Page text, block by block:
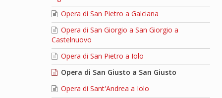
Opera di San Pietro a Galciana
Opera di San Giorgio a San Giorgio a
Castelnuovo
Opera di San Pietro a Iolo
Opera di San Giusto a San Giusto
Opera di Sant'Andrea a Iolo